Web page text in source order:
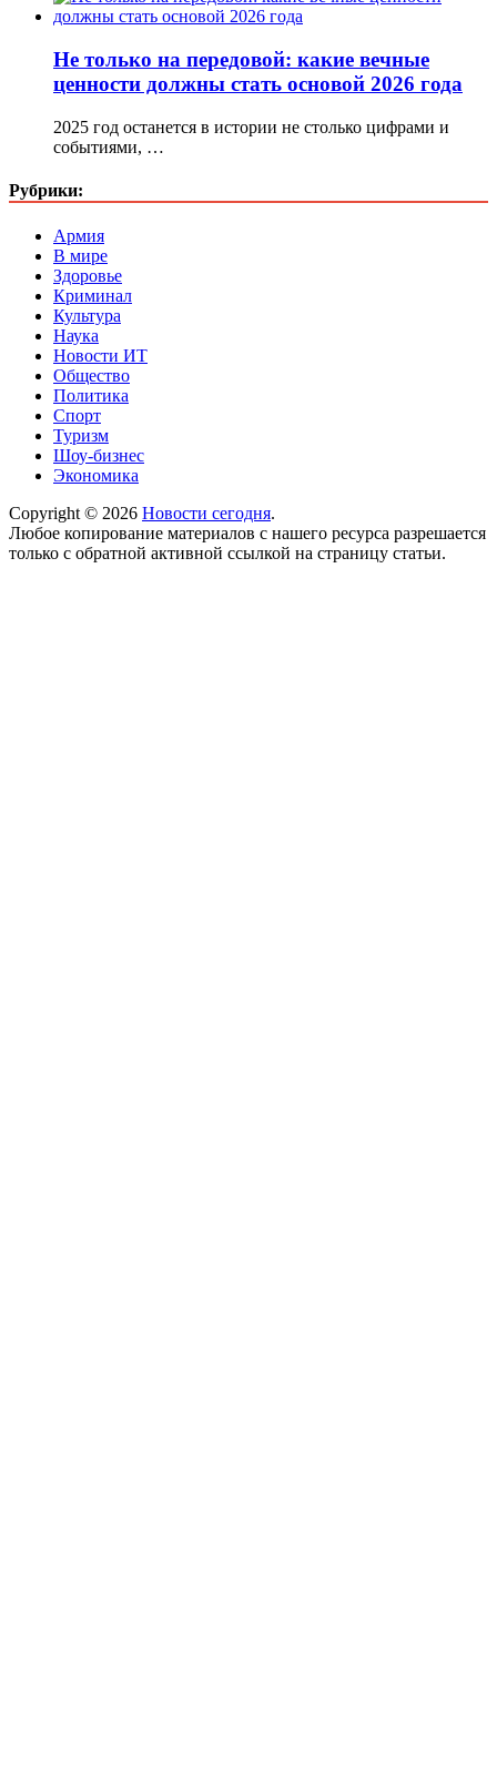
Не только на передовой: какие вечные
ценности должны стать основой 2026 года
2025 год останется в истории не столько цифрами и
событиями, …
Рубрики:
Армия
В мире
Здоровье
Криминал
Культура
Наука
Новости ИТ
Общество
Политика
Спорт
Туризм
Шоу-бизнес
Экономика
Copyright © 2026 Новости сегодня.
Любое копирование материалов с нашего ресурса разрешается
только с обратной активной ссылкой на страницу статьи.